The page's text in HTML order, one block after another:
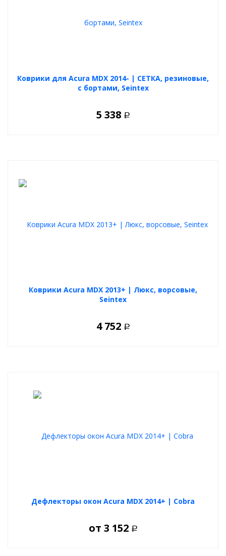
Коврики для Acura MDX 2014- | СЕТКА, резиновые,
с бортами, Seintex
5 338 Р
Коврики Acura MDX 2013+ | Люкс, ворсовые,
Seintex
4 752 Р
Дефлекторы окон Acura MDX 2014+ | Cobra
от 3 152 Р